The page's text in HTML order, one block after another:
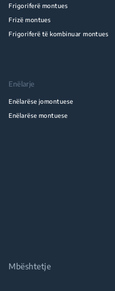
Frigoriferë montues
Frizë montues
Frigoriferë të kombinuar montues
Enëlarje
Enëlarëse jomontuese
Enëlarëse montuese
Mbështetje